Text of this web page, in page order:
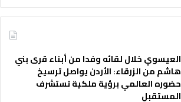
العيسوي خلال لقائه وفدا من أبناء قرى بني
هاشم من الزرقاء: الأردن يواصل ترسيخ
حضوره العالمي برؤية ملكية تستشرف
المستقبل